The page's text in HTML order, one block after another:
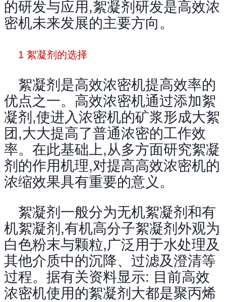
的研发与应用,絮凝剂研发是高效浓
密机未来发展的主要方向。
1 絮凝剂的选择
絮凝剂是高效浓密机提高效率的
优点之一。高效浓密机通过添加絮
凝剂,使进入浓密机的矿浆形成大絮
团,大大提高了普通浓密的工作效
率。在此基础上,从多方面研究絮凝
剂的作用机理,对提高高效浓密机的
浓缩效果具有重要的意义。
絮凝剂一般分为无机絮凝剂和有
机絮凝剂,有机高分子絮凝剂外观为
白色粉末与颗粒,广泛用于水处理及
其他介质中的沉降、过滤及澄清等
过程。据有关资料显示: 目前高效
浓密机使用的絮凝剂大都是聚丙烯